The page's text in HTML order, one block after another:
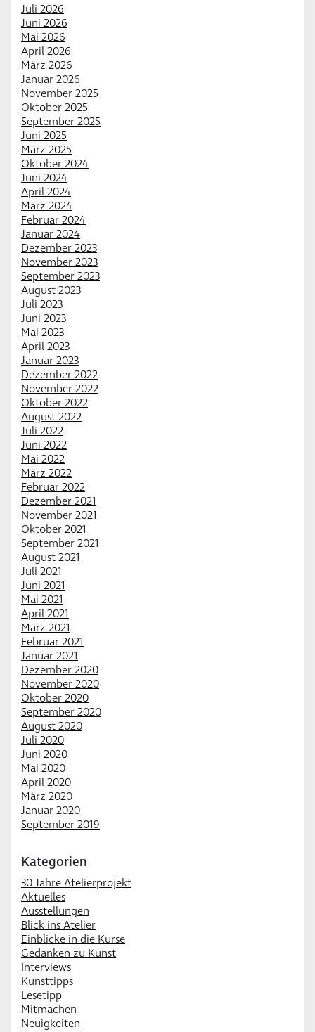
Juli 2026
Juni 2026
Mai 2026
April 2026
März 2026
Januar 2026
November 2025
Oktober 2025
September 2025
Juni 2025
März 2025
Oktober 2024
Juni 2024
April 2024
März 2024
Februar 2024
Januar 2024
Dezember 2023
November 2023
September 2023
August 2023
Juli 2023
Juni 2023
Mai 2023
April 2023
Januar 2023
Dezember 2022
November 2022
Oktober 2022
August 2022
Juli 2022
Juni 2022
Mai 2022
März 2022
Februar 2022
Dezember 2021
November 2021
Oktober 2021
September 2021
August 2021
Juli 2021
Juni 2021
Mai 2021
April 2021
März 2021
Februar 2021
Januar 2021
Dezember 2020
November 2020
Oktober 2020
September 2020
August 2020
Juli 2020
Juni 2020
Mai 2020
April 2020
März 2020
Januar 2020
September 2019
Kategorien
30 Jahre Atelierprojekt
Aktuelles
Ausstellungen
Blick ins Atelier
Einblicke in die Kurse
Gedanken zu Kunst
Interviews
Kunsttipps
Lesetipp
Mitmachen
Neuigkeiten